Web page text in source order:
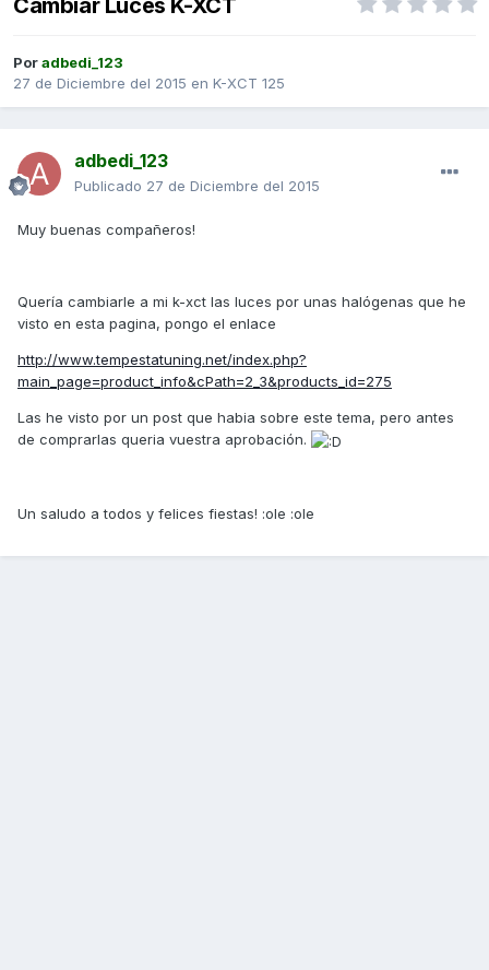
Cambiar Luces K-XCT
Poradbedi_123
27 de Diciembre del 2015 en K-XCT 125
adbedi_123
Publicado 27 de Diciembre del 2015
Muy buenas compañeros!
Quería cambiarle a mi k-xct las luces por unas halógenas que he
visto en esta pagina, pongo el enlace
http://www.tempestatuning.net/index.php?
main_page=product_info&cPath=2_3&products_id=275
Las he visto por un post que habia sobre este tema, pero antes
de comprarlas queria vuestra aprobación.
Un saludo a todos y felices fiestas! :ole :ole